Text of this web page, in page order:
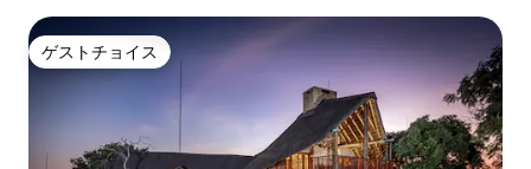
ゲストチョイス
ゲストチョイス